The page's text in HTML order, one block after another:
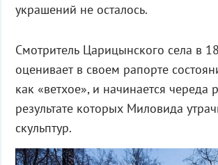
украшений не осталось.
Смотритель Царицынского села в
оценивает в своем рапорте
как «ветхое», и начинается череда
результате которых Миловида
скульптур.